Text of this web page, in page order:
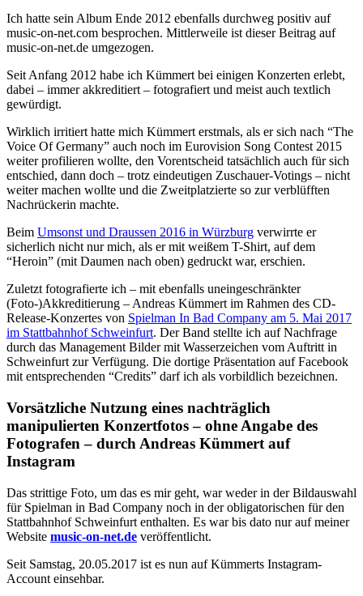
Ich hatte sein Album Ende 2012 ebenfalls durchweg positiv auf
music-on-net.com besprochen. Mittlerweile ist dieser Beitrag auf
music-on-net.de umgezogen.
Seit Anfang 2012 habe ich Kümmert bei einigen Konzerten erlebt,
dabei – immer akkreditiert – fotografiert und meist auch textlich
gewürdigt.
Wirklich irritiert hatte mich Kümmert erstmals, als er sich nach “The
Voice Of Germany” auch noch im Eurovision Song Contest 2015
weiter profilieren wollte, den Vorentscheid tatsächlich auch für sich
entschied, dann doch – trotz eindeutigen Zuschauer-Votings – nicht
weiter machen wollte und die Zweitplatzierte so zur verblüfften
Nachrückerin machte.
Beim Umsonst und Draussen 2016 in Würzburg verwirrte er
sicherlich nicht nur mich, als er mit weißem T-Shirt, auf dem
“Heroin” (mit Daumen nach oben) gedruckt war, erschien.
Zuletzt fotografierte ich – mit ebenfalls uneingeschränkter
(Foto-)Akkreditierung – Andreas Kümmert im Rahmen des CD-
Release-Konzertes von Spielman In Bad Company am 5. Mai 2017
im Stattbahnhof Schweinfurt. Der Band stellte ich auf Nachfrage
durch das Management Bilder mit Wasserzeichen vom Auftritt in
Schweinfurt zur Verfügung. Die dortige Präsentation auf Facebook
mit entsprechenden “Credits” darf ich als vorbildlich bezeichnen.
Vorsätzliche Nutzung eines nachträglich
manipulierten Konzertfotos – ohne Angabe des
Fotografen – durch Andreas Kümmert auf
Instagram
Das strittige Foto, um das es mir geht, war weder in der Bildauswahl
für Spielman in Bad Company noch in der obligatorischen für den
Stattbahnhof Schweinfurt enthalten. Es war bis dato nur auf meiner
Website music-on-net.de veröffentlicht.
Seit Samstag, 20.05.2017 ist es nun auf Kümmerts Instagram-
Account einsehbar.